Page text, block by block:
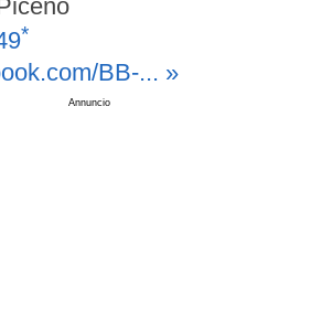
*
BB-... »
Annuncio